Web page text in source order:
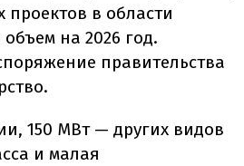
в области
на 2026 год.
правительства
150 МВт — других видов
и малая